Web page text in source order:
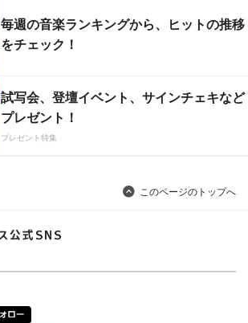
毎週の音楽ランキングから、ヒットの推移
をチェック！
試写会、登壇イベント、サインチェキなど
プレゼント！
プレゼント特集
このページのトップへ